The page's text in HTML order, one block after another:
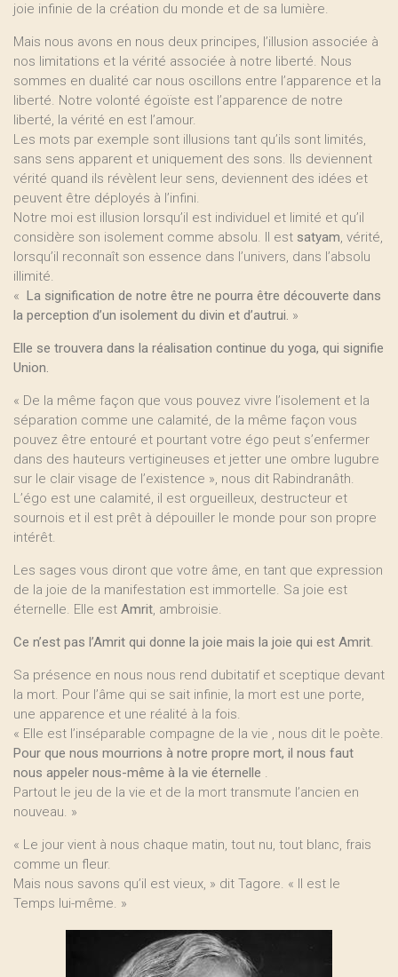
joie infinie de la création du monde et de sa lumière.
Mais nous avons en nous deux principes, l’illusion associée à
nos limitations et la vérité associée à notre liberté. Nous
sommes en dualité car nous oscillons entre l’apparence et la
liberté. Notre volonté égoïste est l’apparence de notre
liberté, la vérité en est l’amour.
Les mots par exemple sont illusions tant qu’ils sont limités,
sans sens apparent et uniquement des sons. Ils deviennent
vérité quand ils révèlent leur sens, deviennent des idées et
peuvent être déployés à l’infini.
Notre moi est illusion lorsqu’il est individuel et limité et qu’il
considère son isolement comme absolu. Il est satyam, vérité,
lorsqu’il reconnaît son essence dans l’univers, dans l’absolu
illimité.
« La signification de notre être ne pourra être découverte dans
la perception d’un isolement du divin et d’autrui. »
Elle se trouvera dans la réalisation continue du yoga, qui signifie
Union.
« De la même façon que vous pouvez vivre l’isolement et la
séparation comme une calamité, de la même façon vous
pouvez être entouré et pourtant votre égo peut s’enfermer
dans des hauteurs vertigineuses et jetter une ombre lugubre
sur le clair visage de l’existence », nous dit Rabindranâth.
L’égo est une calamité, il est orgueilleux, destructeur et
sournois et il est prêt à dépouiller le monde pour son propre
intérêt.
Les sages vous diront que votre âme, en tant que expression
de la joie de la manifestation est immortelle. Sa joie est
éternelle. Elle est Amrit, ambroisie.
Ce n’est pas l’Amrit qui donne la joie mais la joie qui est Amrit.
Sa présence en nous nous rend dubitatif et sceptique devant
la mort. Pour l’âme qui se sait infinie, la mort est une porte,
une apparence et une réalité à la fois.
« Elle est l’inséparable compagne de la vie , nous dit le poète.
Pour que nous mourrions à notre propre mort, il nous faut
nous appeler nous-même à la vie éternelle .
Partout le jeu de la vie et de la mort transmute l’ancien en
nouveau. »
« Le jour vient à nous chaque matin, tout nu, tout blanc, frais
comme un fleur.
Mais nous savons qu’il est vieux, » dit Tagore. « Il est le
Temps lui-même. »